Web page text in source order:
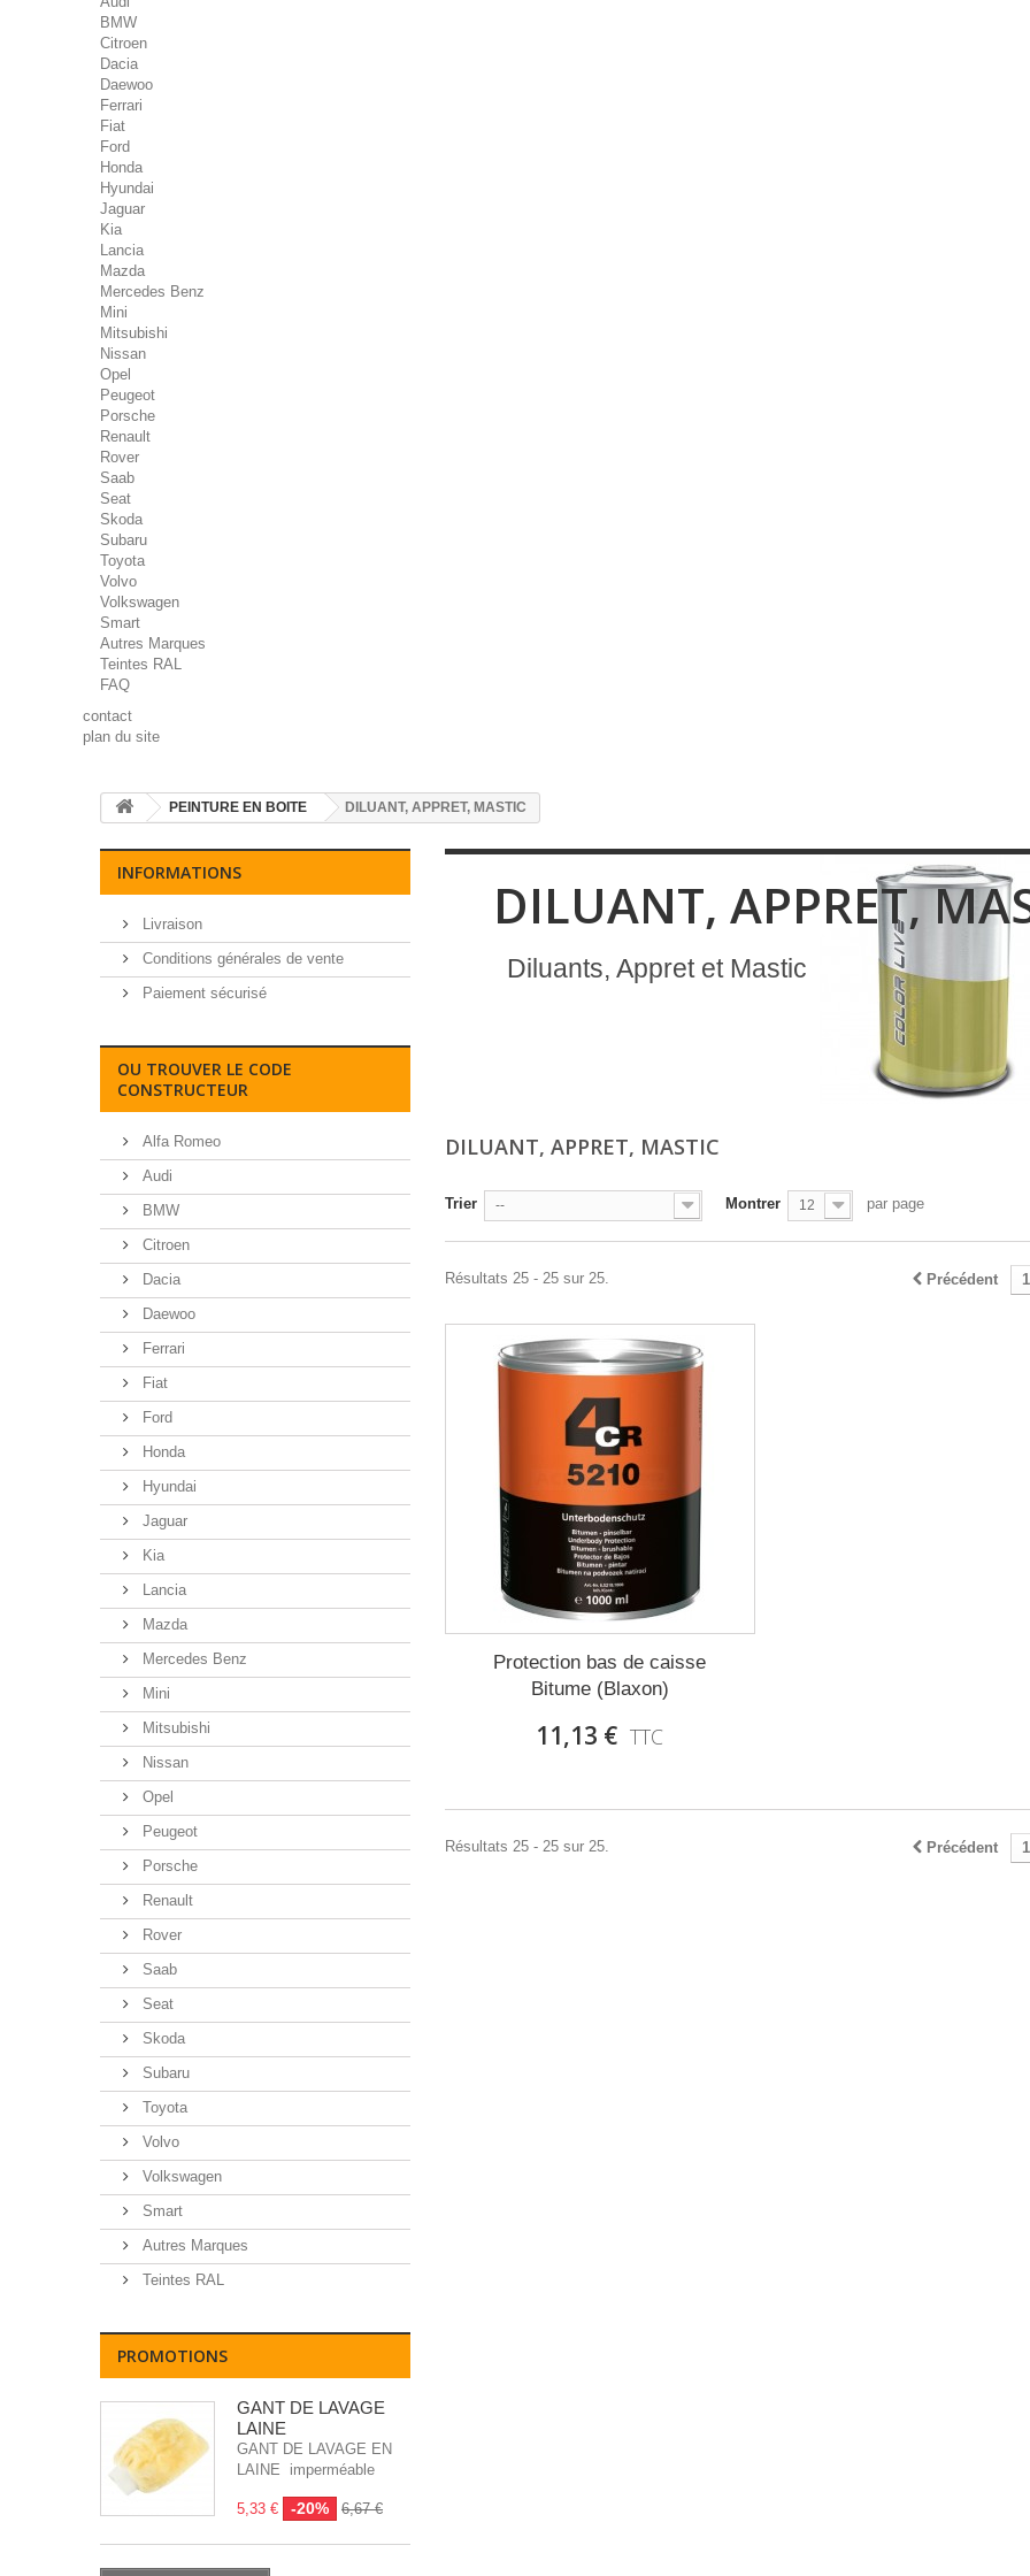
BMW
Citroen
Dacia
Daewoo
Ferrari
Fiat
Ford
Honda
Hyundai
Jaguar
Kia
Lancia
Mazda
Mercedes Benz
Mini
Mitsubishi
Nissan
Opel
Peugeot
Porsche
Renault
Rover
Saab
Seat
Skoda
Subaru
Toyota
Volvo
Volkswagen
Smart
Autres Marques
Teintes RAL
FAQ
contact
plan du site
PEINTURE EN BOITE DILUANT, APPRET, MASTIC
INFORMATIONS
Livraison
Conditions générales de vente
Paiement sécurisé
OU TROUVER LE CODE
CONSTRUCTEUR
Alfa Romeo
Audi
BMW
Citroen
Dacia
Daewoo
Ferrari
Fiat
Ford
Honda
Hyundai
Jaguar
Kia
Lancia
Mazda
Mercedes Benz
Mini
Mitsubishi
Nissan
Opel
Peugeot
Porsche
Renault
Rover
Saab
Seat
Skoda
Subaru
Toyota
Volvo
Volkswagen
Smart
Autres Marques
Teintes RAL
PROMOTIONS
GANT DE LAVAGE
LAINE
GANT DE LAVAGE EN
LAINE imperméable
5,33 € -20% 6,67 €
DILUANT, APPRET,
Diluants, Appret et Mastic
DILUANT, APPRET, MASTIC
Trier -- Montrer 12 par page
Précédent 1
Résultats 25 - 25 sur 25.
Protection bas de caisse
Bitume (Blaxon)
11,13 € TTC
Précédent 1
Résultats 25 - 25 sur 25.